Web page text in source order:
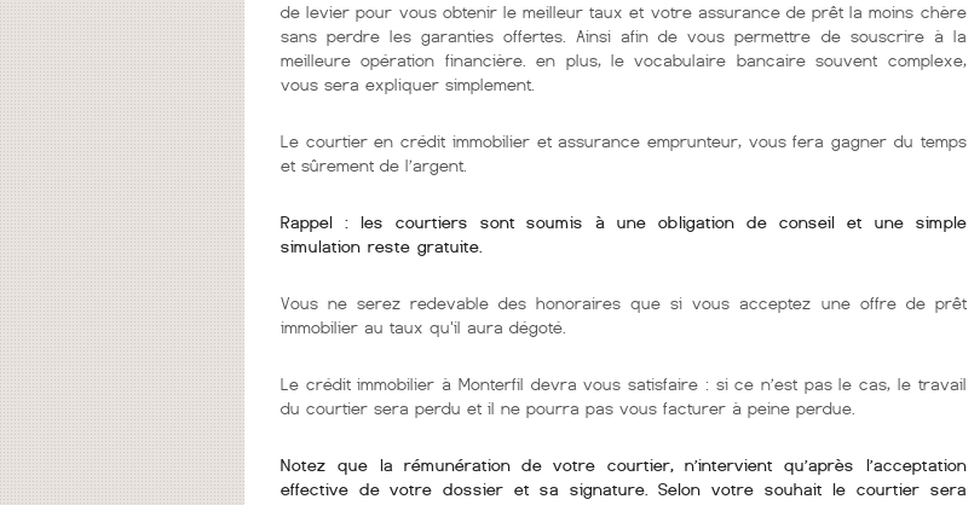
de levier pour vous obtenir le meilleur taux et votre assurance de prêt la moins chère
sans perdre les garanties offertes. Ainsi afin de vous permettre de souscrire à la
meilleure opération financière. en plus, le vocabulaire bancaire souvent complexe,
vous sera expliquer simplement.
Le courtier en crédit immobilier et assurance emprunteur, vous fera gagner du temps
et sûrement de l’argent.
Rappel : les courtiers sont soumis à une obligation de conseil et une simple
simulation reste gratuite.
Vous ne serez redevable des honoraires que si vous acceptez une offre de prêt
immobilier au taux qu'il aura dégoté.
Le crédit immobilier à Monterfil devra vous satisfaire : si ce n’est pas le cas, le travail
du courtier sera perdu et il ne pourra pas vous facturer à peine perdue.
Notez que la rémunération de votre courtier, n’intervient qu’après l’acceptation
effective de votre dossier et sa signature. Selon votre souhait le courtier sera